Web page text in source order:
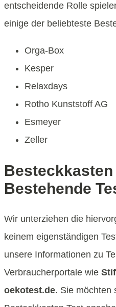
entscheidende Rolle
einige der beliebteste
Orga-Box
Kesper
Relaxdays
Rotho Kunststoff AG
Esmeyer
Zeller
Besteckkasten
Bestehende
Wir unterziehen die
keinem eigenständigen
unsere Informationen zu
Verbraucherportale wie
oekotest.de. Sie möchten